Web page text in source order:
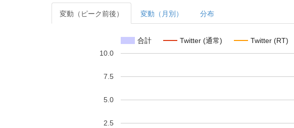
変動（ピーク前後） 変動（月別） 分布
合計 Twitter (通常) Twitter (RT)
2.5
5.0
7.5
10.0